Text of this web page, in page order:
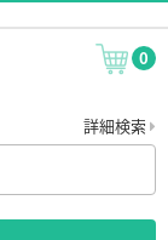
0
詳細検索